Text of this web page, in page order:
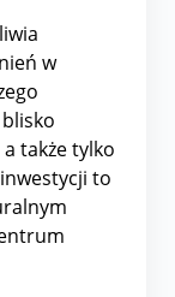
w
także tylko
to